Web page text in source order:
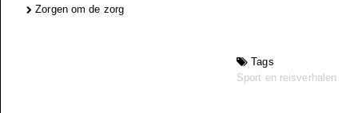
Zorgen om de zorg
Tags
Sport en reisverhalen